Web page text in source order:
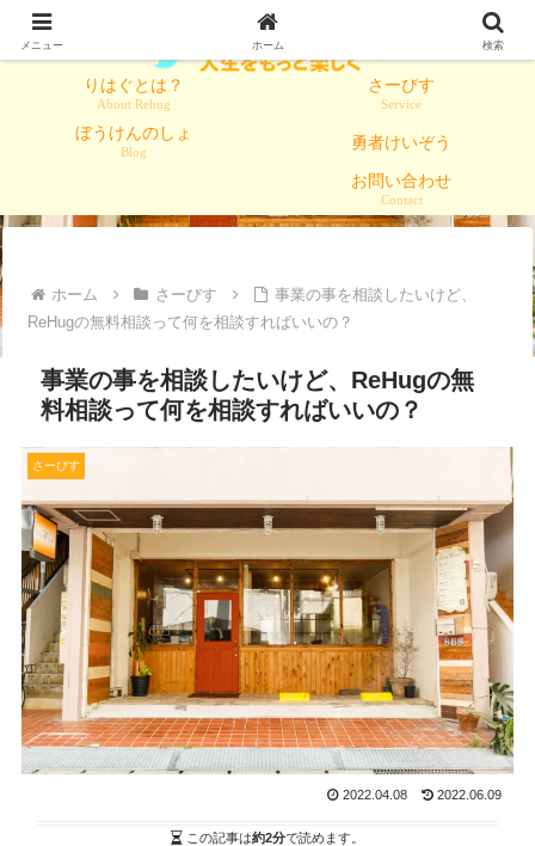
りはぐとは？
About Rehug
さーびす
Service
ぼうけんのしょ
Blog
勇者けいぞう
お問い合わせ
Contact
ホーム さーびす
事業の事を相談したいけど、
ReHugの無料相談って何を相談すればいいの？
事業の事を相談したいけど、ReHugの無
料相談って何を相談すればいいの？
さーびす
2022.04.08 2022.06.09
この記事は約2分で読めます。
メニュー ホーム 検索